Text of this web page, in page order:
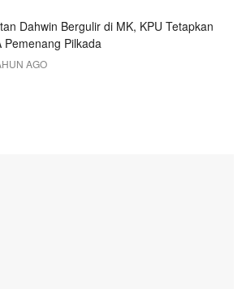
Dahwin Bergulir di MK, KPU Tetapkan
Pemenang Pilkada
AGO